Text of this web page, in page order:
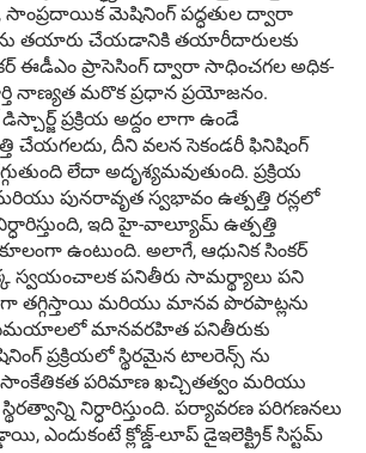
సాంప్రదాయిక మెషినింగ్ పద్ధతుల ద్వారా
తయారు చేయడానికి తయారీదారులకు
ఈడీఎం ప్రాసెసింగ్ ద్వారా సాధించగల అధిక-
నాణ్యత మరొక ప్రధాన ప్రయోజనం.
ప్రక్రియ అద్దం లాగా ఉండే
చేయగలదు, దీని వలన సెకండరీ ఫినిషింగ్
లేదా అదృశ్యమవుతుంది. ప్రక్రియ
పునరావృత స్వభావం ఉత్పత్తి రన్లలో
ఇది హై-వాల్యూమ్ ఉత్పత్తి
ఉంటుంది. అలాగే, ఆధునిక సింకర్
స్వయంచాలక పనితీరు సామర్థ్యాలు పని
తగ్గిస్తాయి మరియు మానవ పొరపాట్లను
సమయాలలో మానవరహిత పనితీరుకు
ప్రక్రియలో స్థిరమైన టాలరెన్స్ ను
పరిమాణ ఖచ్చితత్వం మరియు
నిర్ధారిస్తుంది. పర్యావరణ పరిగణనలు
ఎందుకంటే క్లోజ్డ్-లూప్ డైఇలెక్ట్రిక్ సిస్టమ్